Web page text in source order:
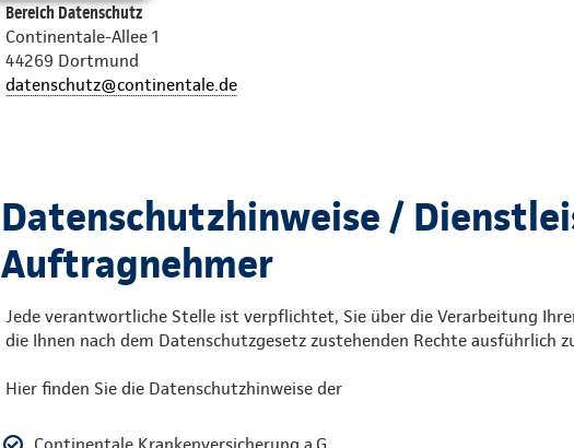
Bereich Datenschutz
Continentale-Allee 1
44269 Dortmund
datenschutz@continentale.de
Datenschutzhinweise /
Auftragnehmer
Jede verantwortliche Stelle ist verpflichtet, Sie über die Verarbeitung
die Ihnen nach dem Datenschutzgesetz zustehenden Rechte ausführlich
Hier finden Sie die Datenschutzhinweise der